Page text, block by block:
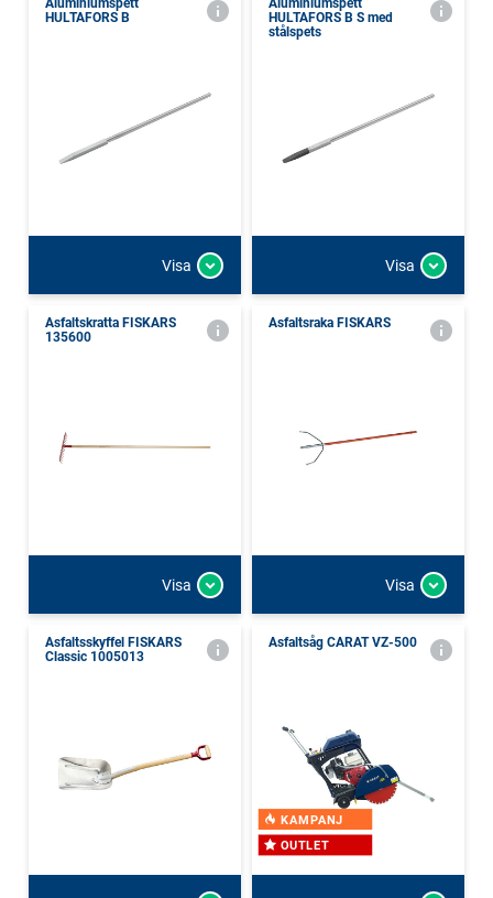
Aluminiumspett
HULTAFORS B
Visa
Aluminiumspett
HULTAFORS B S med
stålspets
Visa
Asfaltskratta FISKARS
135600
Visa
Asfaltsraka FISKARS
Visa
Asfaltsskyffel FISKARS
Classic 1005013
Asfaltsåg CARAT VZ-500
KAMPANJ
OUTLET